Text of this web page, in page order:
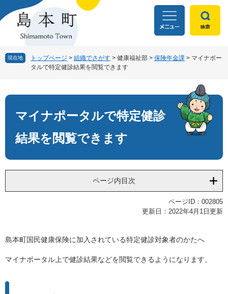
ー
ニ
本
現在地 トップページ > 組織でさがす > 健康福祉部 > 保険年金課 > マイナポー
タルで特定健診結果を閲覧できます
文
マイナポータルで特定健診
結果を閲覧できます
ページ内目次
ページID：002805
更新日：2022年4月1日更新
島本町国民健康保険に加入されている特定健診対象者のかたへ
マイナポータル上で健診結果などを閲覧できるようになります。